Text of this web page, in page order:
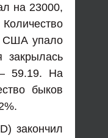
на 23000,
США упало
59.19. На
быков
закончил